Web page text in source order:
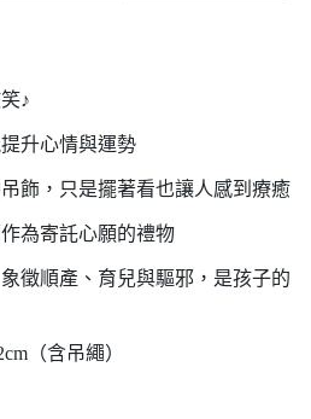
♪
升心情與運勢
飾，只是擺著看也讓人感到療癒
為寄託心願的禮物
徵順產、育兒與驅邪，是孩子的
（含吊繩）